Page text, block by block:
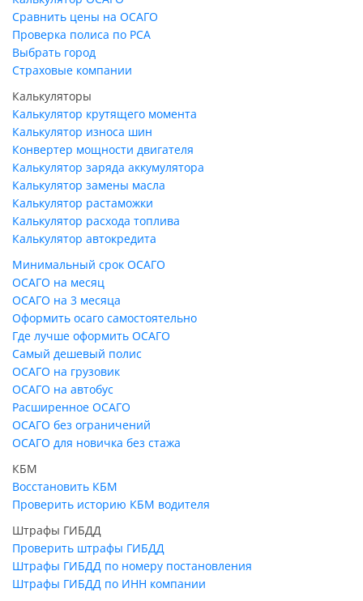
Сравнить цены на ОСАГО
Проверка полиса по РСА
Выбрать город
Страховые компании
Калькуляторы
Калькулятор крутящего момента
Калькулятор износа шин
Конвертер мощности двигателя
Калькулятор заряда аккумулятора
Калькулятор замены масла
Калькулятор растаможки
Калькулятор расхода топлива
Калькулятор автокредита
Минимальный срок ОСАГО
ОСАГО на месяц
ОСАГО на 3 месяца
Оформить осаго самостоятельно
Где лучше оформить ОСАГО
Самый дешевый полис
ОСАГО на грузовик
ОСАГО на автобус
Расширенное ОСАГО
ОСАГО без ограничений
ОСАГО для новичка без стажа
КБМ
Восстановить КБМ
Проверить историю КБМ водителя
Штрафы ГИБДД
Проверить штрафы ГИБДД
Штрафы ГИБДД по номеру постановления
Штрафы ГИБДД по ИНН компании